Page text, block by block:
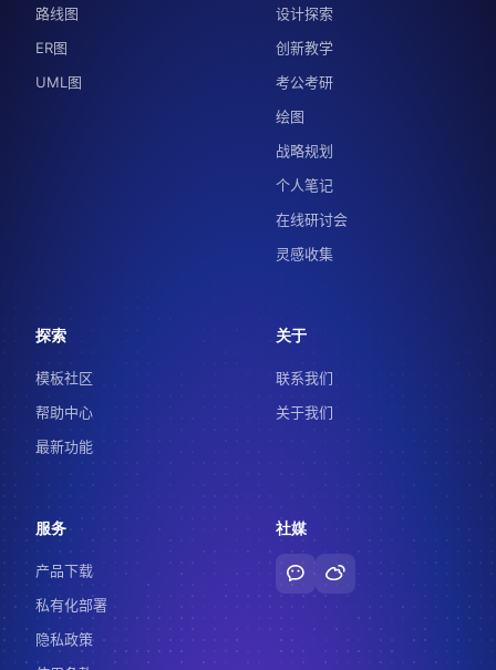
路线图
ER图
UML图
设计探索
创新教学
考公考研
绘图
战略规划
个人笔记
在线研讨会
灵感收集
探索
模板社区
帮助中心
最新功能
关于
联系我们
关于我们
服务
产品下载
私有化部署
隐私政策
社媒